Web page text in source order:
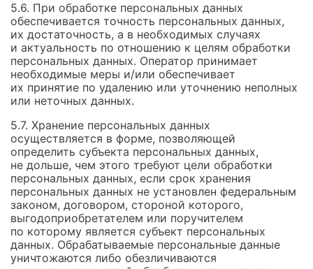
5.6. При обработке персональных данных
обеспечивается точность персональных данных,
их достаточность, а в необходимых случаях
и актуальность по отношению к целям обработки
персональных данных. Оператор принимает
необходимые меры и/или обеспечивает
их принятие по удалению или уточнению неполных
или неточных данных.
5.7. Хранение персональных данных
осуществляется в форме, позволяющей
определить субъекта персональных данных,
не дольше, чем этого требуют цели обработки
персональных данных, если срок хранения
персональных данных не установлен федеральным
законом, договором, стороной которого,
выгодоприобретателем или поручителем
по которому является субъект персональных
данных. Обрабатываемые персональные данные
уничтожаются либо обезличиваются